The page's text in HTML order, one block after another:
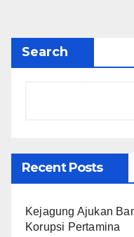
Search
Recent Posts
Kejagung Ajukan
Korupsi Pertamina